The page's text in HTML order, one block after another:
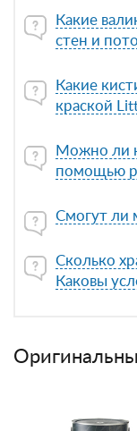
Какие
стен и
Какие
краской
Можно ли
помощью
Смогут ли
Сколько
Каковы